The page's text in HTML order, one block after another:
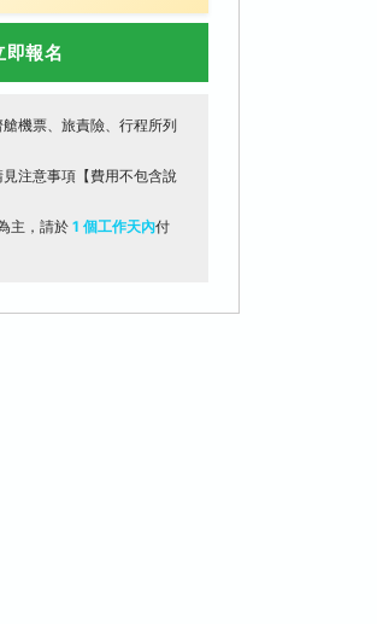
即報名
機票、旅責險、行程所列
見注意事項【費用不包含說
主，請於 1 個工作天內付